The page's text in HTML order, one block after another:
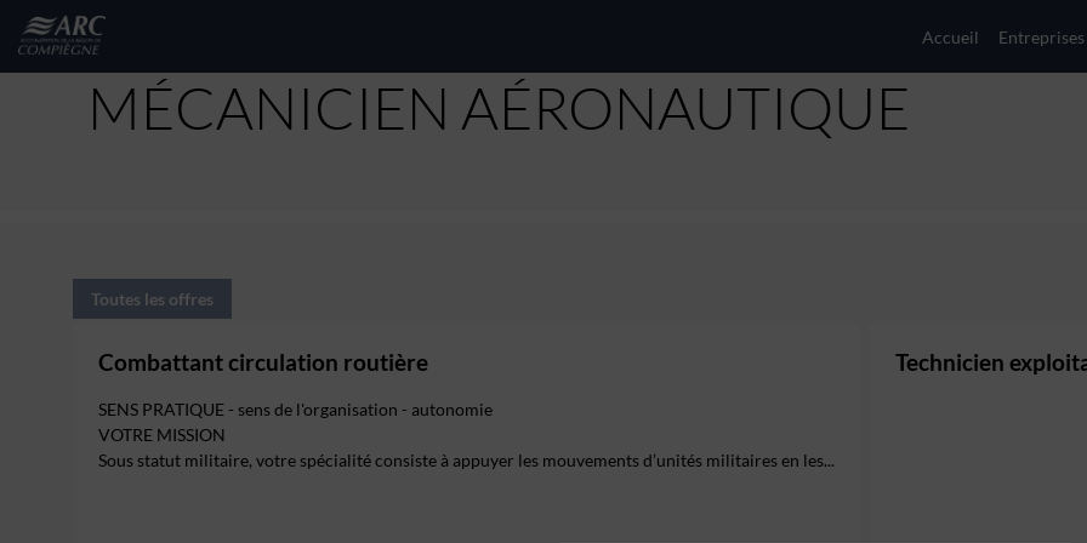
Accueil
MÉCANICIEN AÉRONAUTIQUE
Toutes les offres
Combattant circulation routière
SENS PRATIQUE - sens de l'organisation - autonomie
VOTRE MISSION
Sous statut militaire, votre spécialité consiste à appuyer les mouvements d’unités militaires en les...
Technicien